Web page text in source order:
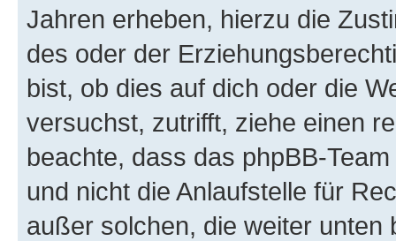
Jahren erheben, hierzu die
des oder der
bist, ob dies auf dich oder die
versuchst, zutrifft, ziehe einen
beachte, dass das phpBB-
und nicht die Anlaufstelle für
außer solchen, die weiter unten